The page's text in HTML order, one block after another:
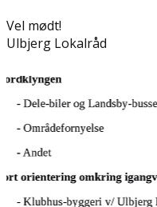
Vel mødt!
Ulbjerg Lokalråd